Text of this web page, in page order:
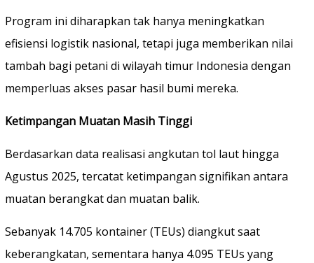
Program ini diharapkan tak hanya meningkatkan
efisiensi logistik nasional, tetapi juga memberikan nilai
tambah bagi petani di wilayah timur Indonesia dengan
memperluas akses pasar hasil bumi mereka.
Ketimpangan Muatan Masih Tinggi
Berdasarkan data realisasi angkutan tol laut hingga
Agustus 2025, tercatat ketimpangan signifikan antara
muatan berangkat dan muatan balik.
Sebanyak 14.705 kontainer (TEUs) diangkut saat
keberangkatan, sementara hanya 4.095 TEUs yang